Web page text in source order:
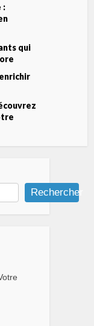
:
qui
Rechercher